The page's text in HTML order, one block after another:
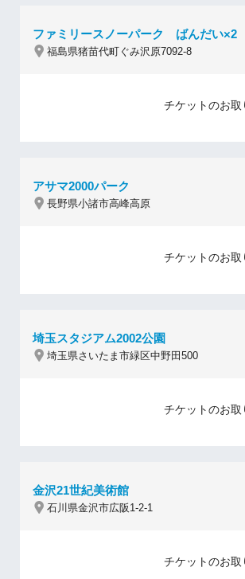
ファミリースノーパーク ばんだい×2
福島県猪苗代町ぐみ沢原7092-8
チケットのお
アサマ2000パーク
長野県小諸市高峰高原
チケットのお
埼玉スタジアム2002公園
埼玉県さいたま市緑区中野田500
チケットのお
金沢21世紀美術館
石川県金沢市広阪1-2-1
チケットのお